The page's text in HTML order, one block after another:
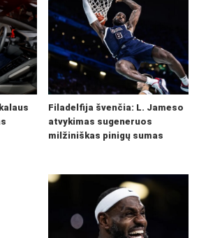
Filadelfija švenčia: L. Jameso
atvykimas sugeneruos
milžiniškas pinigų sumas